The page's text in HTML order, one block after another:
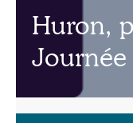
Huron,
Journée